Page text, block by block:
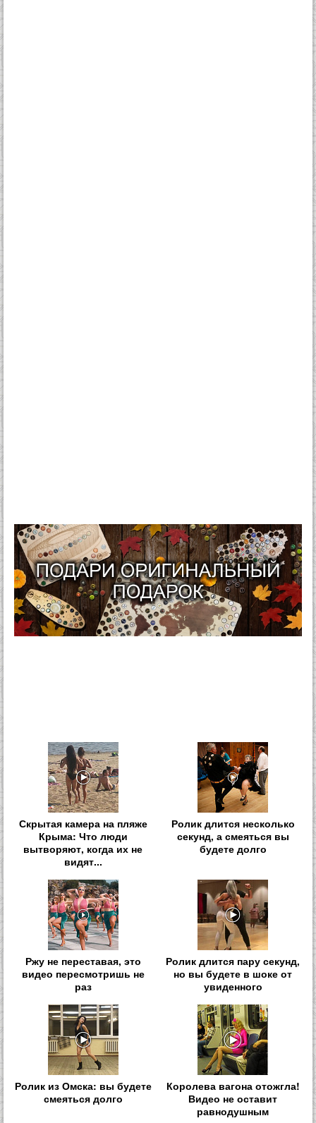
Скрытая камера на пляже
Крыма: Что люди
вытворяют, когда их не
видят...
Ролик длится несколько
секунд, а смеяться вы
будете долго
Ржу не переставая, это
видео пересмотришь не
раз
Ролик длится пару секунд,
но вы будете в шоке от
увиденного
Ролик из Омска: вы будете
смеяться долго
Королева вагона отожгла!
Видео не оставит
равнодушным